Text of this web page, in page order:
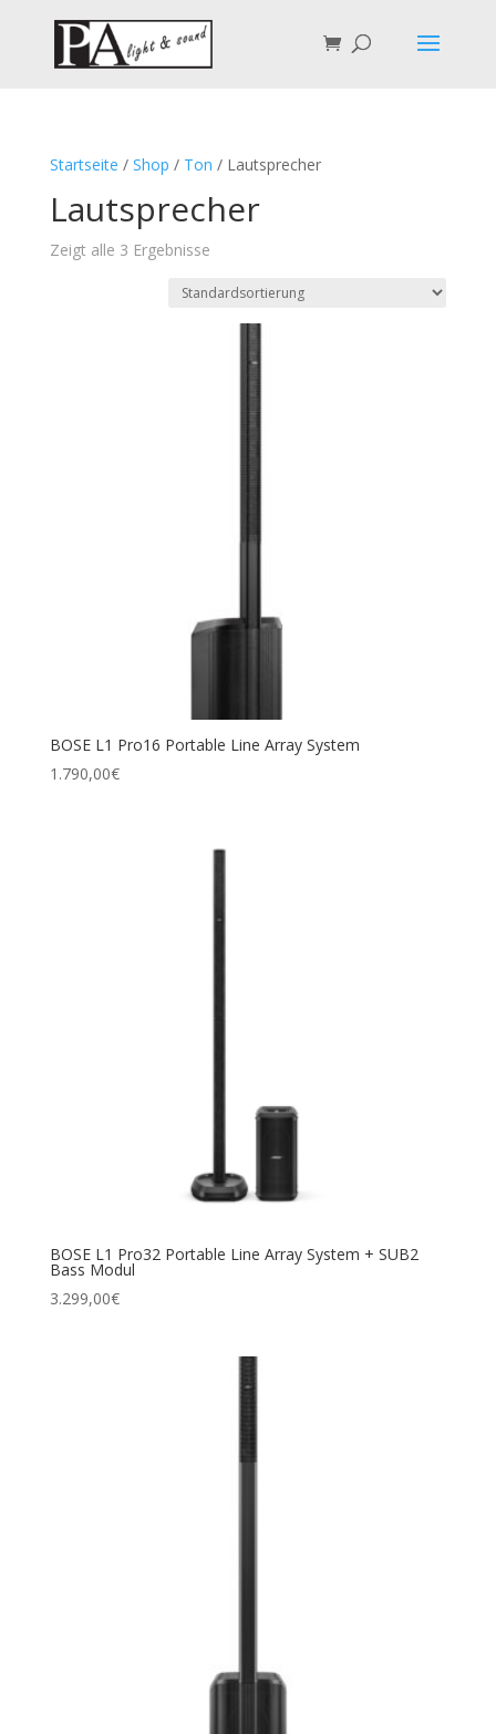
Startseite / Shop / Ton / Lautsprecher
Lautsprecher
Zeigt alle 3 Ergebnisse
BOSE L1 Pro16 Por­ta­ble Line Array System
1.790,00€
BOSE L1 Pro32 Por­ta­ble Line Array Sys­tem + SUB2
Bass Modul
3.299,00€